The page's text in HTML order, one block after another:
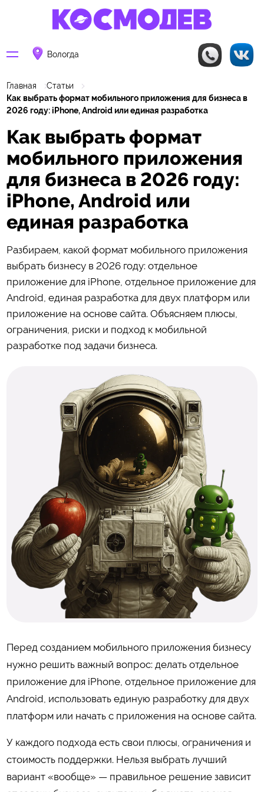
Вологда
Главная
Статьи
Как выбрать формат мобильного приложения для бизнеса в
2026 году: iPhone, Android или единая разработка
Как выбрать формат
мобильного приложения
для бизнеса в 2026 году:
iPhone, Android или
единая разработка
Разбираем, какой формат мобильного приложения
выбрать бизнесу в 2026 году: отдельное
приложение для iPhone, отдельное приложение для
Android, единая разработка для двух платформ или
приложение на основе сайта. Объясняем плюсы,
ограничения, риски и подход к мобильной
разработке под задачи бизнеса.
Перед созданием мобильного приложения бизнесу
нужно решить важный вопрос: делать отдельное
приложение для iPhone, отдельное приложение для
Android, использовать единую разработку для двух
платформ или начать с приложения на основе сайта.
У каждого подхода есть свои плюсы, ограничения и
стоимость поддержки. Нельзя выбрать лучший
вариант «вообще» — правильное решение зависит